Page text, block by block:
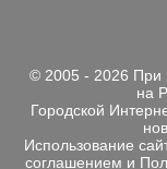
© 2005 - 2026 При
на
Городской
Использование
соглашением и